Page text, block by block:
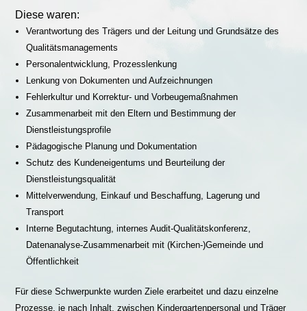
Diese waren:
Verantwortung des Trägers und der Leitung und Grundsätze des
Qualitätsmanagements
Personalentwicklung, Prozesslenkung
Lenkung von Dokumenten und Aufzeichnungen
Fehlerkultur und Korrektur- und Vorbeugemaßnahmen
Zusammenarbeit mit den Eltern und Bestimmung der
Dienstleistungsprofile
Pädagogische Planung und Dokumentation
Schutz des Kundeneigentums und Beurteilung der
Dienstleistungsqualität
Mittelverwendung, Einkauf und Beschaffung, Lagerung und
Transport
Interne Begutachtung, internes Audit-Qualitätskonferenz,
Datenanalyse-Zusammenarbeit mit (Kirchen-)Gemeinde und
Öffentlichkeit
Für diese Schwerpunkte wurden Ziele erarbeitet und dazu einzelne
Prozesse, je nach Inhalt, zwischen Kindergartenpersonal und Träger